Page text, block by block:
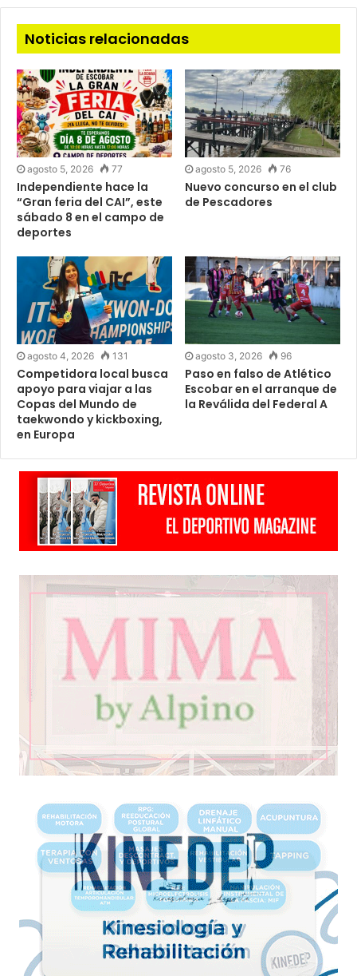
Noticias relacionadas
agosto 5, 2026 77
Independiente hace la
“Gran feria del CAI”, este
sábado 8 en el campo de
deportes
agosto 5, 2026 76
Nuevo concurso en el club
de Pescadores
agosto 4, 2026 131
Competidora local busca
apoyo para viajar a las
Copas del Mundo de
taekwondo y kickboxing,
en Europa
agosto 3, 2026 96
Paso en falso de Atlético
Escobar en el arranque de
la Reválida del Federal A